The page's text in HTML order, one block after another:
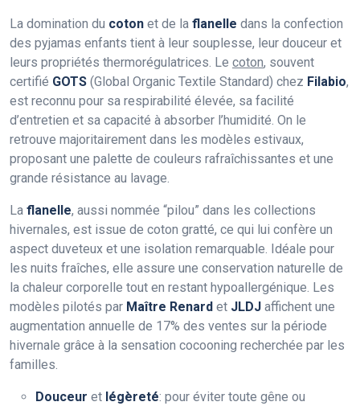
La domination du coton et de la flanelle dans la confection
des pyjamas enfants tient à leur souplesse, leur douceur et
leurs propriétés thermorégulatrices. Le coton, souvent
certifié GOTS (Global Organic Textile Standard) chez Filabio,
est reconnu pour sa respirabilité élevée, sa facilité
d’entretien et sa capacité à absorber l’humidité. On le
retrouve majoritairement dans les modèles estivaux,
proposant une palette de couleurs rafraîchissantes et une
grande résistance au lavage.
La flanelle, aussi nommée “pilou” dans les collections
hivernales, est issue de coton gratté, ce qui lui confère un
aspect duveteux et une isolation remarquable. Idéale pour
les nuits fraîches, elle assure une conservation naturelle de
la chaleur corporelle tout en restant hypoallergénique. Les
modèles pilotés par Maître Renard et JLDJ affichent une
augmentation annuelle de 17% des ventes sur la période
hivernale grâce à la sensation cocooning recherchée par les
familles.
Douceur et légèreté: pour éviter toute gêne ou